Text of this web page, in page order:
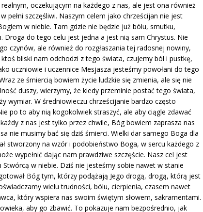
oczekującym na każdego z nas, ale jest ona również
pełni szczęśliwi. Naszym celem jako chrześcijan nie jest
w niebie. Tam gdzie nie będzie już bólu, smutku,
Droga do tego celu jest jedna a jest nią sam Chrystus. Nie
czynów, ale również do rozgłaszania tej radosnej nowiny,
bliski nam odchodzi z tego świata, czujemy ból i pustkę,
uczniowie i uczennice Mesjasza jesteśmy powołani do tego
ze śmiercią bowiem życie ludzkie się zmienia, ale się nie
duszy, wierzymy, że kiedy przeminie postać tego świata,
wymiar. W średniowieczu chrześcijanie bardzo często
po to aby nią kogokolwiek straszyć, ale aby ciągle zdawać
z nas jest tylko przez chwile, Bóg bowiem zaprasza nas
nie musimy bać się dziś śmierci. Wielki dar samego Boga dla
stworzony na wzór i podobieństwo Boga, w sercu każdego z
wypełnić dając nam prawdziwe szczęście. Nasz cel jest
Stwórcą w niebie. Dziś nie jesteśmy sobie nawet w stanie
Bóg tym, którzy podążają Jego drogą, drogą, którą jest
wielu trudności, bólu, cierpienia, czasem nawet
który wspiera nas swoim świętym słowem, sakramentami.
aby go zbawić. To pokazuje nam bezpośrednio, jak